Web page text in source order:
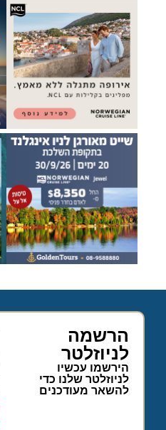
הרשמה
לניוזלטר
הירשמו עכשיו
לניוזלטר שלנו כדי
להשאר מעודכנים